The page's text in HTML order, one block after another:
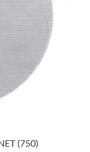
(750)